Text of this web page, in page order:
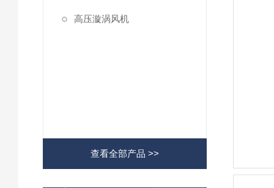
高压漩涡风机
查看全部产品 >>